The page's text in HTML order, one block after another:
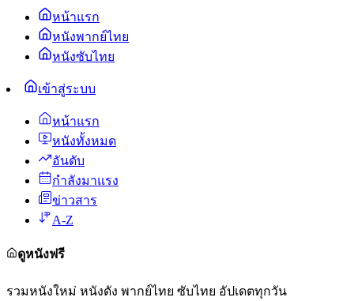
หน้าแรก
หนังพากย์ไทย
หนังซับไทย
เข้าสู่ระบบ
หน้าแรก
หนังทั้งหมด
อันดับ
กำลังมาแรง
ข่าวสาร
A-Z
ดูหนังฟรี
รวมหนังใหม่ หนังดัง พากย์ไทย ซับไทย อัปเดตทุกวัน